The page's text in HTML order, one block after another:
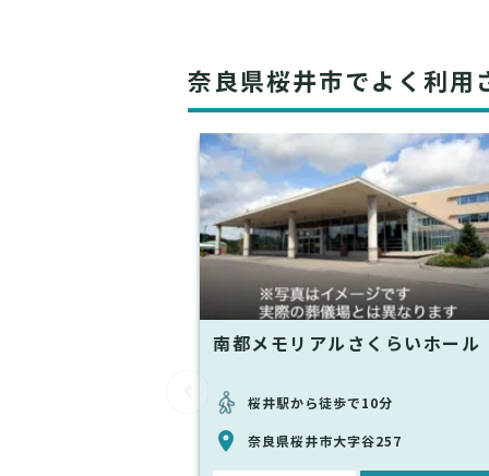
奈良県桜井市でよく利用
南都メモリアルさくらいホール
桜井駅から徒歩で10分
奈良県桜井市大字谷257